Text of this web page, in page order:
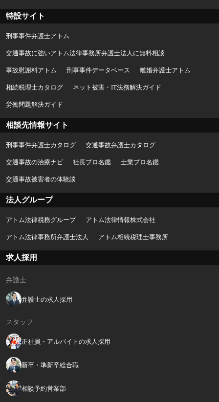
特設サイト
刑事事件弁護士アトム
交通事故に強いアトム法律事務所弁護士法人に無料相談
事故慰謝料アトム 刑事事件データベース 離婚弁護士アトム
相続税理士カタログ ネット被害・IT法務解決ガイド
労働問題解決ガイド
相談先情報サイト
刑事事件弁護士カタログ 交通事故弁護士カタログ
交通事故の治療ナビ 社長プロ名鑑 士業プロ名鑑
交通事故被害者の体験談
法人グループ
アトム法律税務グループ アトム法律情報株式会社
アトム法律事務所弁護士法人 アトム相続税理士事務所
求人採用
弁護士
弁護士の求人採用
スタッフ
正社員・アルバイトの求人採用
新卒・準新卒総合職
相談予約営業部